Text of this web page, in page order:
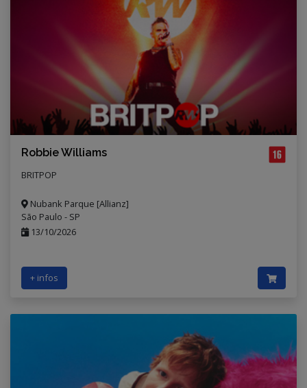
Robbie Williams
BRITPOP
Nubank Parque [Allianz]
São Paulo - SP
13/10/2026
+ infos